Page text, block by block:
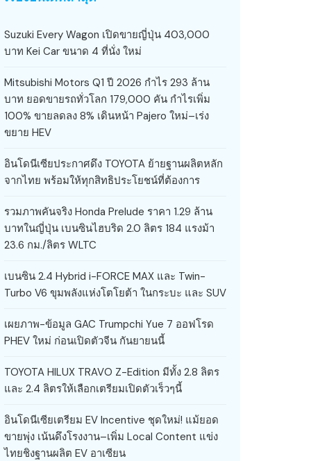
Suzuki Every Wagon เปิดขายญี่ปุ่น 403,000
บาท Kei Car ขนาด 4 ที่นั่ง ใหม่
Mitsubishi Motors Q1 ปี 2026 กำไร 293 ล้าน
บาท ยอดขายรถทั่วโลก 179,000 คัน กำไรเพิ่ม
100% ขายลดลง 8% เดินหน้า Pajero ใหม่–เร่ง
ขยาย HEV
อินโดนีเซียประกาศดึง TOYOTA ย้ายฐานผลิตหลัก
จากไทย พร้อมให้ทุกสิทธิประโยชน์ที่ต้องการ
รวมภาพคันจริง Honda Prelude ราคา 1.29 ล้าน
บาทในญี่ปุ่น เบนซินไฮบริด 2.0 ลิตร 184 แรงม้า
23.6 กม./ลิตร WLTC
เบนซิน 2.4 Hybrid i-FORCE MAX และ Twin-
Turbo V6 ขุมพลังแห่งโตโยต้า ในกระบะ และ SUV
เผยภาพ-ข้อมูล GAC Trumpchi Yue 7 ออฟโรด
PHEV ใหม่ ก่อนเปิดตัวจีน กันยายนนี้
TOYOTA HILUX TRAVO Z-Edition มีทั้ง 2.8 ลิตร
และ 2.4 ลิตรให้เลือกเตรียมเปิดตัวเร็วๆนี้
อินโดนีเซียเตรียม EV Incentive ชุดใหม่! แม้ยอด
ขายพุ่ง เน้นดึงโรงงาน–เพิ่ม Local Content แข่ง
ไทยชิงฐานผลิต EV อาเซียน